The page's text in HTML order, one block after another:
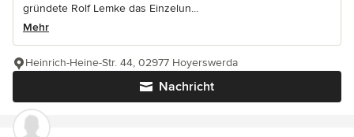
gründete Rolf Lemke das Einzelun...
Mehr
Nachricht
Heinrich-Heine-Str. 44, 02977 Hoyerswerda